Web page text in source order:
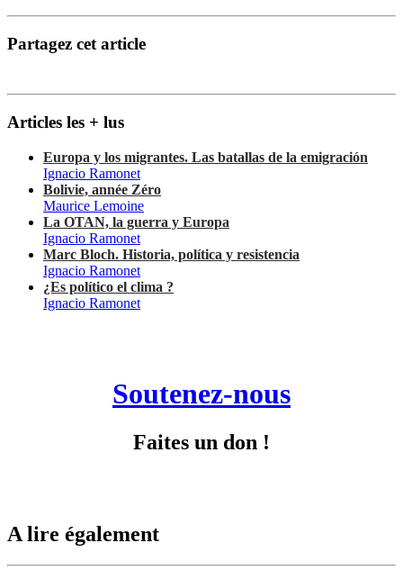
Partagez cet article
Articles les + lus
Europa y los migrantes. Las batallas de la emigración
Ignacio Ramonet
Bolivie, année Zéro
Maurice Lemoine
La OTAN, la guerra y Europa
Ignacio Ramonet
Marc Bloch. Historia, política y resistencia
Ignacio Ramonet
¿Es político el clima ?
Ignacio Ramonet
Soutenez-nous
Faites un don !
A lire également